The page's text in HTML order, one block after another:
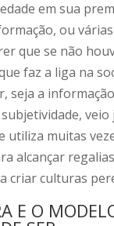
em sua
ou
que se não
faz a liga na
seja a
utiliza muitas
alcançar
criar culturas
E O